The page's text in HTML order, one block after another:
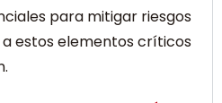
para mitigar riesgos
estos elementos críticos